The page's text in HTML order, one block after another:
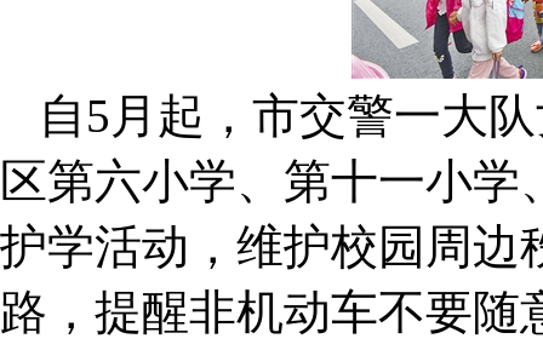
自5月起，市交警一大
区第六小学、第十一小
护学活动，维护校园周边
路，提醒非机动车不要